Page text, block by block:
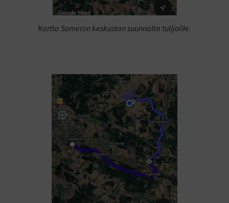
Kartta Someron keskustan suunnalta tulijoille.